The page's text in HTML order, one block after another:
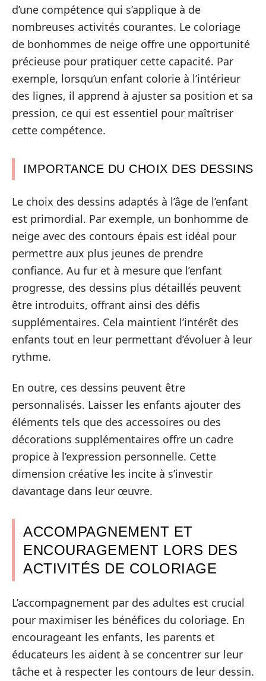
d’une compétence qui s’applique à de
nombreuses activités courantes. Le coloriage
de bonhommes de neige offre une opportunité
précieuse pour pratiquer cette capacité. Par
exemple, lorsqu’un enfant colorie à l’intérieur
des lignes, il apprend à ajuster sa position et sa
pression, ce qui est essentiel pour maîtriser
cette compétence.
IMPORTANCE DU CHOIX DES DESSINS
Le choix des dessins adaptés à l’âge de l’enfant
est primordial. Par exemple, un bonhomme de
neige avec des contours épais est idéal pour
permettre aux plus jeunes de prendre
confiance. Au fur et à mesure que l’enfant
progresse, des dessins plus détaillés peuvent
être introduits, offrant ainsi des défis
supplémentaires. Cela maintient l’intérêt des
enfants tout en leur permettant d’évoluer à leur
rythme.
En outre, ces dessins peuvent être
personnalisés. Laisser les enfants ajouter des
éléments tels que des accessoires ou des
décorations supplémentaires offre un cadre
propice à l’expression personnelle. Cette
dimension créative les incite à s’investir
davantage dans leur œuvre.
ACCOMPAGNEMENT ET
ENCOURAGEMENT LORS DES
ACTIVITÉS DE COLORIAGE
L’accompagnement par des adultes est crucial
pour maximiser les bénéfices du coloriage. En
encourageant les enfants, les parents et
éducateurs les aident à se concentrer sur leur
tâche et à respecter les contours de leur dessin.